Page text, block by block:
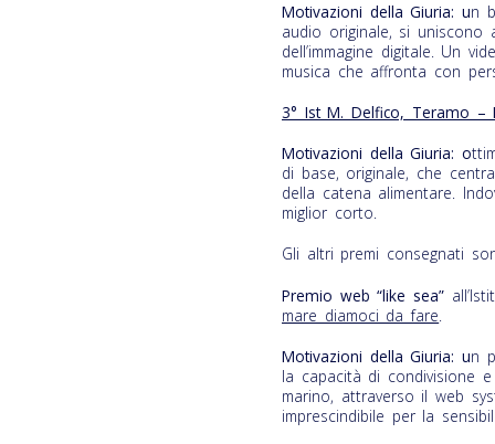
Motivazioni della Giuria: un
audio originale, si uniscono
dell’immagine digitale. Un
musica che affronta con
3° Ist M. Delfico, Teramo –
Motivazioni della Giuria: o
di base, originale, che
della catena alimentare.
miglior corto.
Gli altri premi consegnati
Premio web “like sea”
mare diamoci da fare
Motivazioni della Giuria: un
la capacità di condivisione
marino, attraverso il web
imprescindibile per la